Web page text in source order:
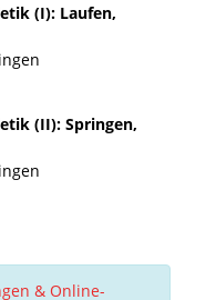
(I): Laufen,
(II): Springen,
& Online-